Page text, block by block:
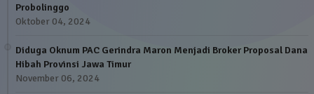
Probolinggo
Oktober 04, 2024
Diduga Oknum PAC Gerindra Maron Menjadi Broker Proposal Dana
Hibah Provinsi Jawa Timur
November 06, 2024